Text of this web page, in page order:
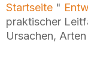
Startseite "
praktischer
Ursachen,